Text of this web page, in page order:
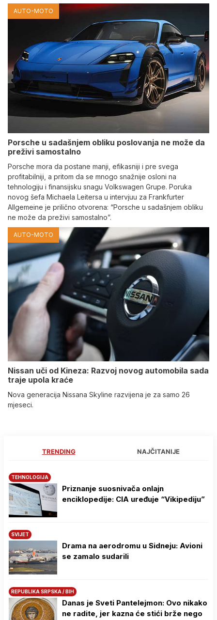
AUTO-MOTO
Porsche u sadašnjem obliku poslovanja ne može da
preživi samostalno
Porsche mora da postane manji, efikasniji i pre svega
profitabilniji, a pritom da se mnogo snažnije osloni na
tehnologiju i finansijsku snagu Volkswagen Grupe. Poruka
novog šefa Michaela Leitersa u intervjuu za Frankfurter
Allgemeine je prilično otvorena: “Porsche u sadašnjem obliku
ne može da preživi samostalno”.
AUTO-MOTO
Nissan uči od Kineza: Razvoj novog automobila sada
traje upola kraće
Nova generacija Nissana Skyline razvijena je za samo 26
mjeseci.
TRENDING NAJČITANIJE
TEHNOLOGIJA
Priznanje suosnivača onlajn
enciklopedije: CIA uređuje “Vikipediju”
SVIJET
Drama na aerodromu u Sidneju: Avioni
se zamalo sudarili
REPUBLIKA SRPSKA / BIH
Danas je Sveti Pantelejmon: Ovo nikako
ne radite, jer kazna će stići brže nego